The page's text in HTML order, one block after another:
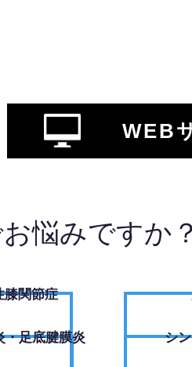
WEB
悩みですか
膝関節症
・足底腱膜炎 シ